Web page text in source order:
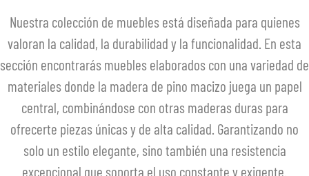
Nuestra colección de muebles está diseñada para quienes
valoran la calidad, la durabilidad y la funcionalidad. En esta
sección encontrarás muebles elaborados con una variedad de
materiales donde la madera de pino macizo juega un papel
central, combinándose con otras maderas duras para
ofrecerte piezas únicas y de alta calidad. Garantizando no
solo un estilo elegante, sino también una resistencia
excepcional que soporta el uso constante y exigente.